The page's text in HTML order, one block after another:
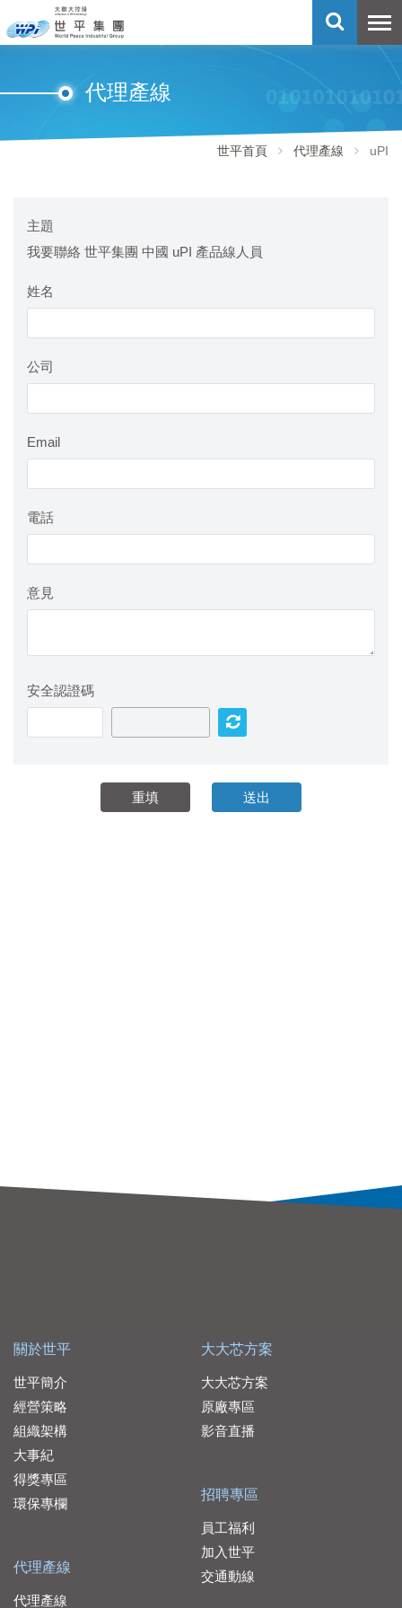
代理產線
世平首頁 代理產線 uPI
主題
我要聯絡 世平集團 中國 uPI 產品線人員
姓名
公司
Email
電話
意見
安全認證碼
關於世平
世平簡介
經營策略
組織架構
大事紀
得獎專區
環保專欄
代理產線
代理產線
大大芯方案
大大芯方案
原廠專區
影音直播
招聘專區
員工福利
加入世平
交通動線